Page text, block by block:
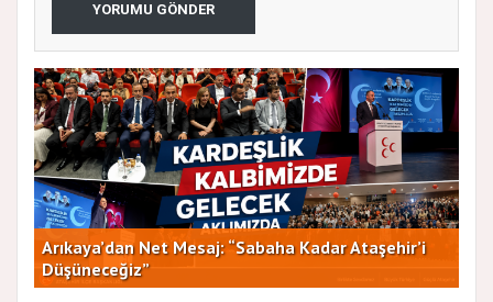
YORUMU GÖNDER
Arıkaya’dan Net Mesaj: “Sabaha Kadar Ataşehir’i
Düşüneceğiz”